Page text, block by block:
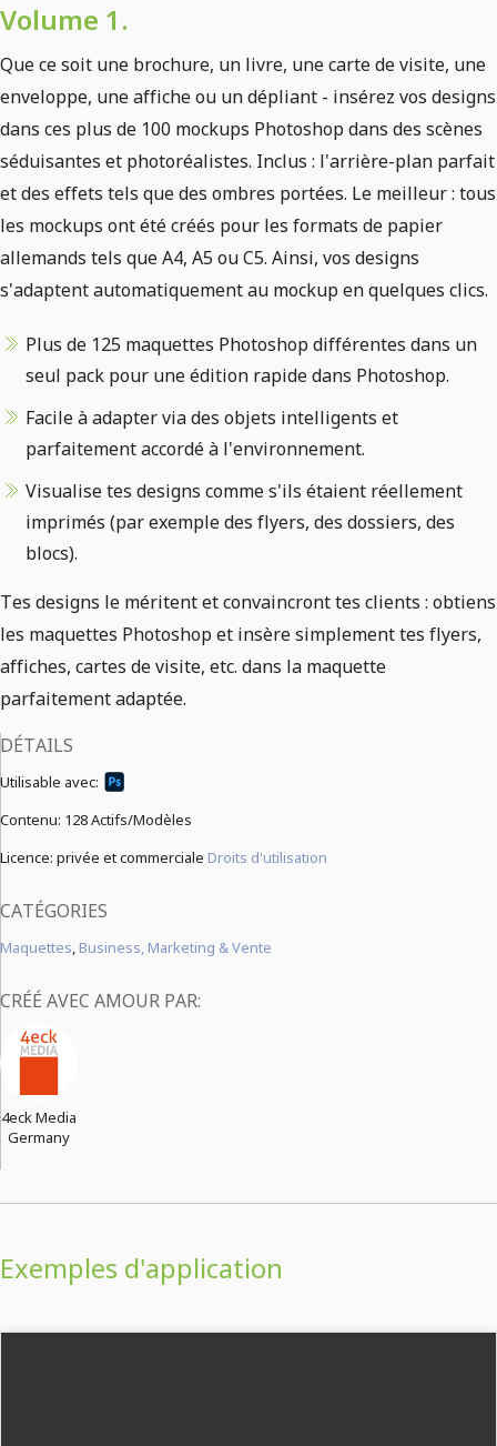
Volume 1.
Que ce soit une brochure, un livre, une carte de visite, une
enveloppe, une affiche ou un dépliant - insérez vos designs
dans ces plus de 100 mockups Photoshop dans des scènes
séduisantes et photoréalistes. Inclus : l'arrière-plan parfait
et des effets tels que des ombres portées. Le meilleur : tous
les mockups ont été créés pour les formats de papier
allemands tels que A4, A5 ou C5. Ainsi, vos designs
s'adaptent automatiquement au mockup en quelques clics.
Plus de 125 maquettes Photoshop différentes dans un
seul pack pour une édition rapide dans Photoshop.
Facile à adapter via des objets intelligents et
parfaitement accordé à l'environnement.
Visualise tes designs comme s'ils étaient réellement
imprimés (par exemple des flyers, des dossiers, des
blocs).
Tes designs le méritent et convaincront tes clients : obtiens
les maquettes Photoshop et insère simplement tes flyers,
affiches, cartes de visite, etc. dans la maquette
parfaitement adaptée.
DÉTAILS
Utilisable avec:
Contenu: 128 Actifs/Modèles
Licence: privée et commerciale Droits d'utilisation
CATÉGORIES
Maquettes, Business, Marketing & Vente
CRÉÉ AVEC AMOUR PAR:
4eck Media
Germany
Exemples d'application